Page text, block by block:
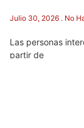
Julio 30, 2026 No
Las personas
partir de